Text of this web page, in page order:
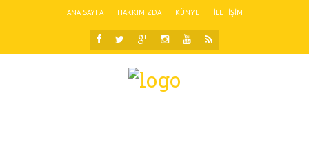
ANA SAYFA HAKKIMIZDA KÜNYE İLETIŞIM